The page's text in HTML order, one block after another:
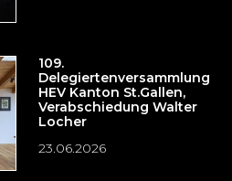
109.
Delegiertenversammlung
HEV Kanton St.Gallen,
Verabschiedung Walter
Locher
23.06.2026